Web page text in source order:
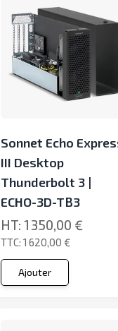
Sonnet Echo
III Desktop
Thunderbolt 3 |
ECHO-3D-TB3
1 620,00 €
1 350,00 €
Ajouter